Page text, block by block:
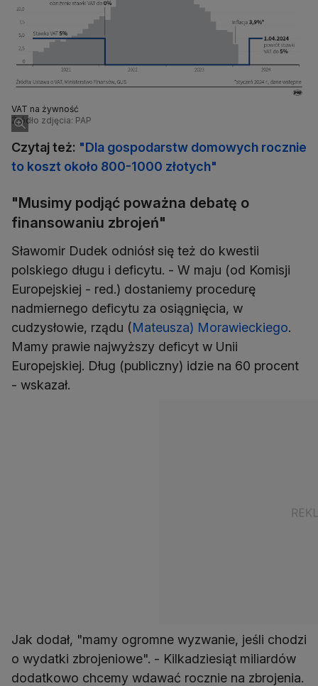
VAT na żywność
Źródło zdjęcia: PAP
Czytaj też: "Dla gospodarstw domowych rocznie
to koszt około 800-1000 złotych"
"Musimy podjąć poważna debatę o
finansowaniu zbrojeń"
Sławomir Dudek odniósł się też do kwestii
polskiego długu i deficytu. - W maju (od Komisji
Europejskiej - red.) dostaniemy procedurę
nadmiernego deficytu za osiągnięcia, w
cudzysłowie, rządu (Mateusza) Morawieckiego.
Mamy prawie najwyższy deficyt w Unii
Europejskiej. Dług (publiczny) idzie na 60 procent
- wskazał.
Jak dodał, "mamy ogromne wyzwanie, jeśli chodzi
o wydatki zbrojeniowe". - Kilkadziesiąt miliardów
dodatkowo chcemy wdawać rocznie na zbrojenia.